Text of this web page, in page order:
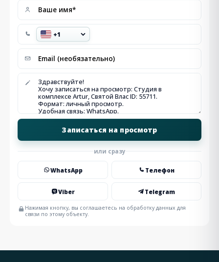
или сразу
WhatsApp Телефон
Viber Telegram
Нажимая кнопку, вы соглашаетесь на обработку данных для
связи по этому объекту.